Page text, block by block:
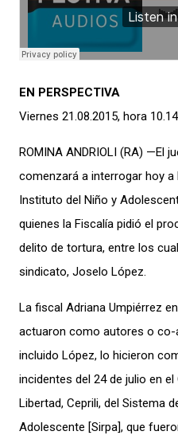
EN PERSPECTIVA
Viernes 21.08.2015, hora 10.14
ROMINA ANDRIOLI (RA) —El
comenzará a interrogar hoy
Instituto del Niño y
quienes la Fiscalía pidió el
delito de tortura, entre los
sindicato, Joselo López.
La fiscal Adriana Umpiérrez
actuaron como autores o
incluido López, lo hicieron
incidentes del 24 de julio en
Libertad, Ceprili, del Sistema
Adolescente [Sirpa], que